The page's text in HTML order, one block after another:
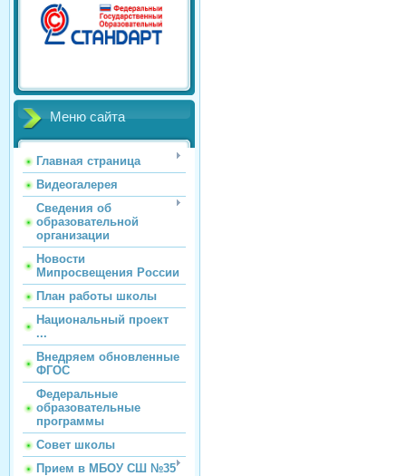
Меню сайта
Главная страница
Видеогалерея
Сведения об
образовательной
организации
Новости
Мипросвещения России
План работы школы
Национальный проект
...
Внедряем обновленные
ФГОС
Федеральные
образовательные
программы
Совет школы
Прием в МБОУ СШ №35